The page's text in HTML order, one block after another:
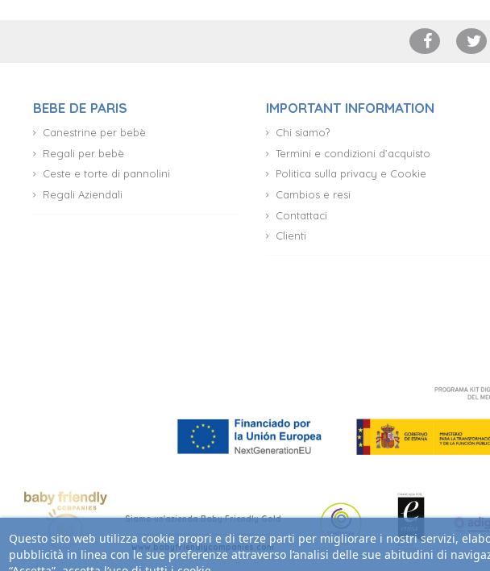
(1 rating)
BEBE DE PARIS
Canestrine per bebè
Regali per bebè
Ceste e torte di pannolini
Regali Aziendali
IMPORTANT INFORMATION
Chi siamo?
Termini e condizioni d’acquisto
Politica sulla privacy e Cookie
Cambios e resi
Contattaci
Clienti
Siamo un'azienda Baby Friendly Gold
www.babyfriendlycompanies.com
Questo sito web utilizza cookie propri e di terze parti per migliorare i nostri servizi,
pubblicità in linea con le sue preferenze attraverso l’analisi delle sue abitudini di